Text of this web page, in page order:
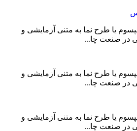
یا طرح‌ نما به متنی آزمایشی و
در صنعت چا...
یا طرح‌ نما به متنی آزمایشی و
در صنعت چا...
یا طرح‌ نما به متنی آزمایشی و
در صنعت چا...